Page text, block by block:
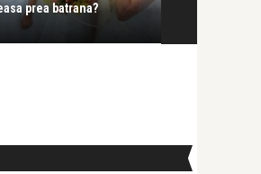
Iuhuuu, doar jumatate din noi suntem